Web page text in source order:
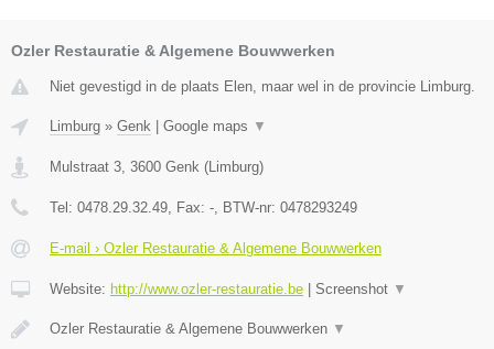
Ozler Restauratie & Algemene Bouwwerken
Niet gevestigd in de plaats Elen, maar wel in de provincie Limburg.
Limburg » Genk Google maps ▼
Mulstraat 3 3600 Genk ( Limburg)
Tel: 0478.29.32.49 , Fax: - , BTW-nr: 0478293249
E-mail › Ozler Restauratie & Algemene Bouwwerken
Website: http://www.ozler-restauratie.be Screenshot ▼
Ozler Restauratie & Algemene Bouwwerken ▼